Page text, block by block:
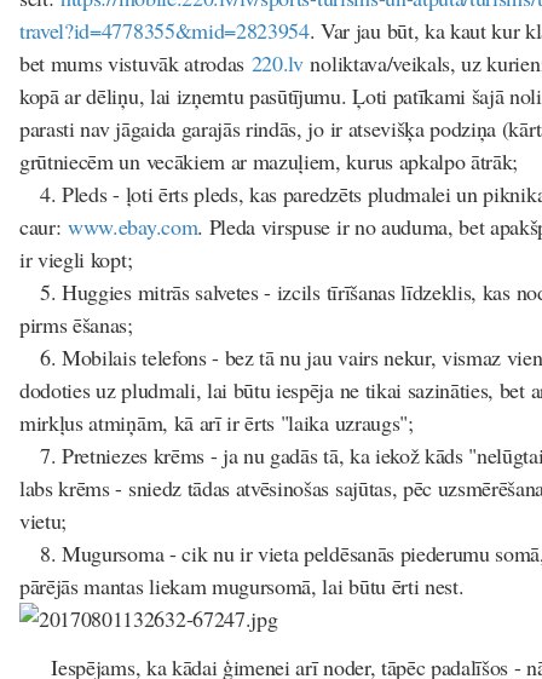
travel?id=4778355&mid=2823954. Var jau būt, ka kaut kur
bet mums vistuvāk atrodas 220.lvnoliktava/veikals, uz
kopā ar dēliņu, lai izņemtu pasūtījumu. Ļoti patīkami šajā
parasti nav jāgaida garajās rindās, jo ir atsevišķa podziņa
grūtniecēm un vecākiem ar mazuļiem, kurus apkalpo ātrāk;
4. Pleds - ļoti ērts pleds, kas paredzēts pludmalei un
caur:www.ebay.com. Pleda virspuse ir no auduma, bet
ir viegli kopt;
5. Huggies mitrās salvetes - izcils tīrīšanas līdzeklis, kas
pirms ēšanas;
6. Mobilais telefons - bez tā nu jau vairs nekur, vismaz
dodoties uz pludmali, lai būtu iespēja ne tikai sazināties, bet
mirkļus atmiņām, kā arī ir ērts "laika uzraugs";
7. Pretniezes krēms - ja nu gadās tā, ka iekož kāds
labs krēms - sniedz tādas atvēsinošas sajūtas, pēc
vietu;
8. Mugursoma - cik nu ir vieta peldēsanās piederumu
pārējās mantas liekam mugursomā, lai būtu ērti nest.
Iespējams, ka kādai ģimenei arī noder, tāpēc padalīšos -